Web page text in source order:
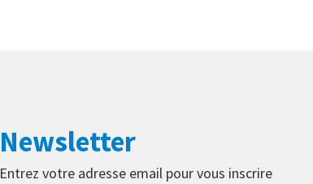
Newsletter
Entrez votre adresse email pour vous inscrire